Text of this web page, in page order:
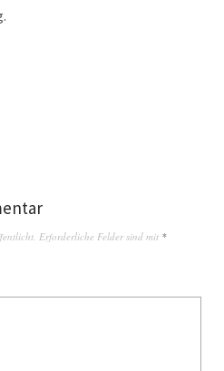
Erforderliche Felder sind mit *